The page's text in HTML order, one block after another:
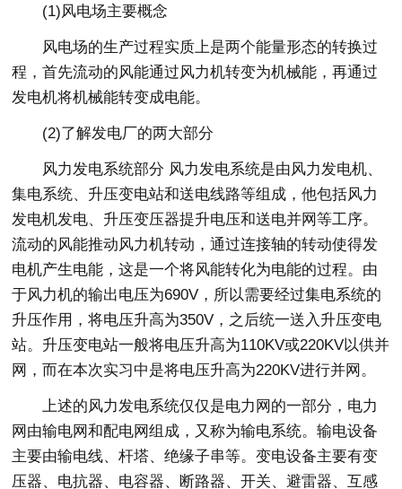
(1)风电场主要概念
风电场的生产过程实质上是两个能量形态的转换过
程，首先流动的风能通过风力机转变为机械能，再通过
发电机将机械能转变成电能。
(2)了解发电厂的两大部分
风力发电系统部分 风力发电系统是由风力发电机、
集电系统、升压变电站和送电线路等组成，他包括风力
发电机发电、升压变压器提升电压和送电并网等工序。
流动的风能推动风力机转动，通过连接轴的转动使得发
电机产生电能，这是一个将风能转化为电能的过程。由
于风力机的输出电压为690V，所以需要经过集电系统的
升压作用，将电压升高为350V，之后统一送入升压变电
站。升压变电站一般将电压升高为110KV或220KV以供并
网，而在本次实习中是将电压升高为220KV进行并网。
上述的风力发电系统仅仅是电力网的一部分，电力
网由输电网和配电网组成，又称为输电系统。输电设备
主要由输电线、杆塔、绝缘子串等。变电设备主要有变
压器、电抗器、电容器、断路器、开关、避雷器、互感